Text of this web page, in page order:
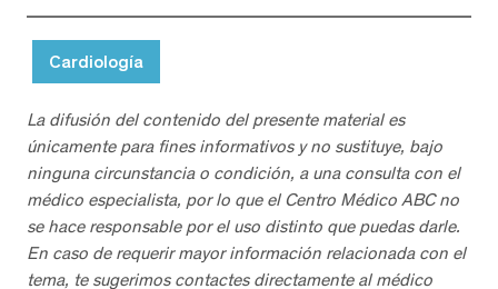
Cardiología
La difusión del contenido del presente material es
únicamente para fines informativos y no sustituye, bajo
ninguna circunstancia o condición, a una consulta con el
médico especialista, por lo que el Centro Médico ABC no
se hace responsable por el uso distinto que puedas darle.
En caso de requerir mayor información relacionada con el
tema, te sugerimos contactes directamente al médico